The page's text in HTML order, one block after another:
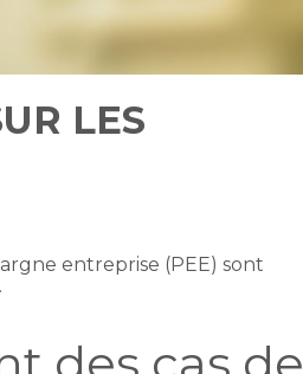
LES
entreprise (PEE) sont